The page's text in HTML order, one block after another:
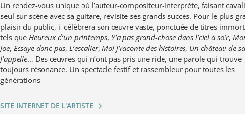
Un rendez-vous unique où l’auteur-compositeur-interprète, faisant
seul sur scène avec sa guitare, revisite ses grands succès. Pour le plus
plaisir du public, il célèbrera son œuvre vaste, ponctuée de titres
tels que Heureux d’un printemps, Y’a pas grand-chose dans l’ciel à soir,
Joe, Essaye donc pas, L’escalier, Moi j’raconte des histoires, Un château de
J’appelle… Des œuvres qui n’ont pas pris une ride, une parole qui trouve
toujours résonance. Un spectacle festif et rassembleur pour toutes les
générations!
SITE INTERNET DE L'ARTISTE